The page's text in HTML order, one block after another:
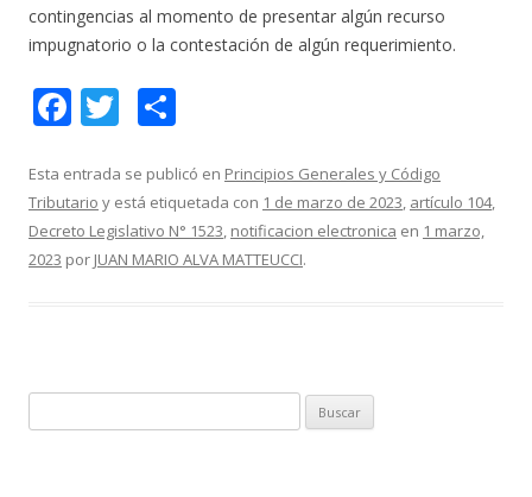
contingencias al momento de presentar algún recurso
impugnatorio o la contestación de algún requerimiento.
F
e
b
o
T
itt
er
m
p
ar
Esta entrada se publicó en Principios Generales y Código
Tributario y está etiquetada con 1 de marzo de 2023, artículo 104,
Decreto Legislativo N° 1523, notificacion electronica en 1 marzo,
2023 por JUAN MARIO ALVA MATTEUCCI.
u